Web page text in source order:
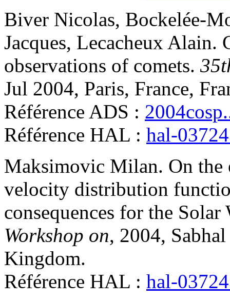
Biver Nicolas, Bockelée-
Jacques, Lecacheux Alain.
observations of comets.
Jul 2004, Paris, France,
Référence ADS :
Référence HAL : hal-
Maksimovic Milan. On the
velocity distribution
consequences for the
Workshop on, 2004,
Kingdom.
Référence HAL : hal-